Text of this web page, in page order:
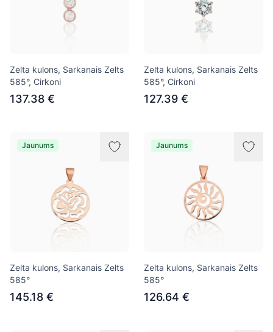
Zelta kulons, Sarkanais Zelts
585°, Cirkoni
137.38 €
Zelta kulons, Sarkanais Zelts
585°, Cirkoni
127.39 €
Jaunums
Zelta kulons, Sarkanais Zelts
585°
145.18 €
Jaunums
Zelta kulons, Sarkanais Zelts
585°
126.64 €